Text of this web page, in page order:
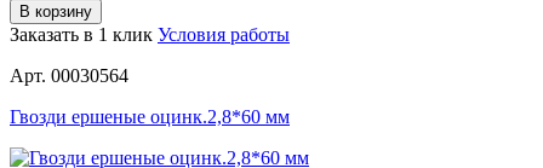
В корзину
Заказать в 1 клик Условия работы
Арт. 00030564
Гвозди ершеные оцинк.2,8*60 мм